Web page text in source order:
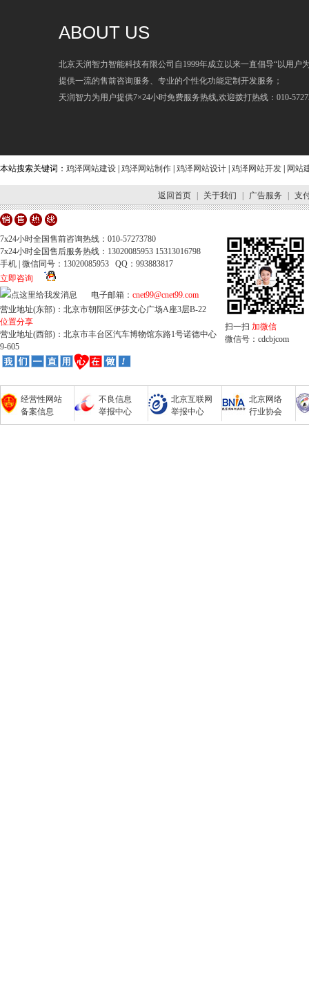
ABOUT US
北京天润智力智能科技有限公司自1999年成立以来一直倡导“以用户
提供一流的售前咨询服务、专业的个性化功能定制开发服务；
天润智力为用户提供7×24小时免费服务热线,欢迎拨打热线：010-
本站搜索关键词： 鸡泽网站建设 鸡泽网站制作 鸡泽网站设计 鸡泽网站开发 网站
返回首页 关于我们 广告服务 支
7x24小时全国售前咨询热线：010-57273780
7x24小时全国售后服务热线：13020085953 15313016798
手机 | 微信同号：13020085953 QQ：993883817
立即咨询
电子邮箱： cnet99@cnet99.com
营业地址(东部)：北京市朝阳区伊莎文心广场A座3层B-22
位置分享
营业地址(西部)：北京市丰台区汽车博物馆东路1号诺德中心
9-605
扫一扫 加微信
微信号：cdcbjcom
经营性网站
备案信息
不良信息
举报中心
北京互联网
举报中心
北京网络
行业协会